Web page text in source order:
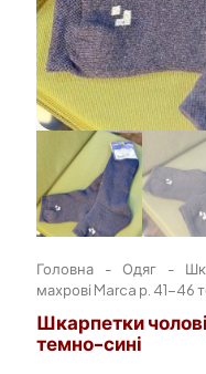
Головна - Одяг -
махрові Marca р. 41-46
Шкарпетки
темно-сині